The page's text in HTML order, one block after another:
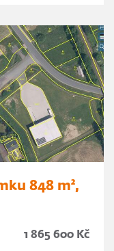
848 m²,
1 865 600 Kč